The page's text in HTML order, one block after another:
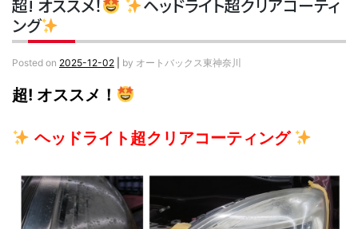
超! オススメ！
ヘッドライト超クリアコーティ
ング
Posted on 2025-12-02 by オートバックス東神奈川
超! オススメ！
ヘッドライト超クリアコーティング